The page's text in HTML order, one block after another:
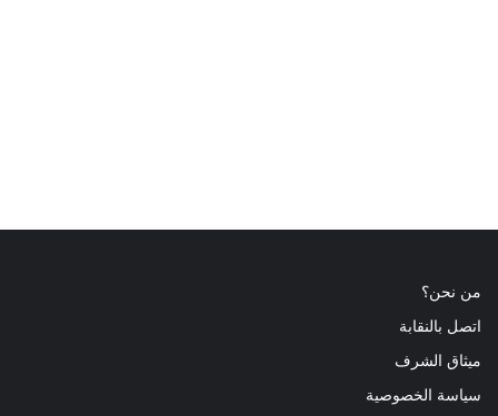
من نحن؟
اتصل بالنقابة
ميثاق الشرف
سياسة الخصوصية